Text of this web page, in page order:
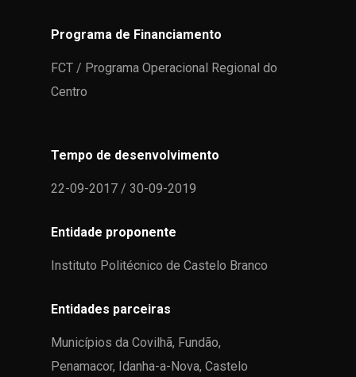
Programa de Financiamento
FCT / Programa Operacional Regional do
Centro
Tempo de desenvolvimento
22-09-2017 / 30-09-2019
Entidade proponente
Instituto Politécnico de Castelo Branco
Entidades parceiras
Municípios da Covilhã, Fundão,
Penamacor, Idanha-a-Nova, Castelo